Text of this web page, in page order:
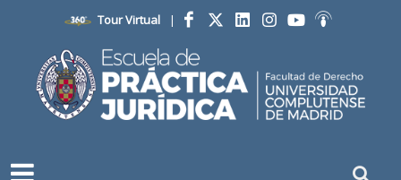
Tour Virtual |
Facebook